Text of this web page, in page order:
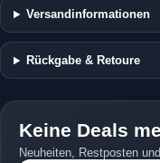
Versandinformationen
Rückgabe & Retoure
Keine Deals
Neuheiten, Restposten